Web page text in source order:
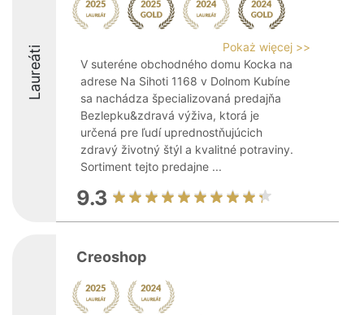
Laureáti
Pokaż więcej >>
V suteréne obchodného domu Kocka na
adrese Na Sihoti 1168 v Dolnom Kubíne
sa nachádza špecializovaná predajňa
Bezlepku&zdravá výživa, ktorá je
určená pre ľudí uprednostňujúcich
zdravý životný štýl a kvalitné potraviny.
Sortiment tejto predajne ...
9.3
Creoshop